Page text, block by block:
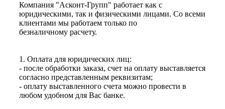
Компания "Асконт-Групп" работает как с
юридическими, так и физическими лицами. Со всеми
клиентами мы работаем только по
безналичному расчету.
1. Оплата для юридических лиц:
- после обработки заказа, счет на оплату выставляется
согласно представленным реквизитам;
- оплату выставленного счета можно провести в
любом удобном для Вас банке.